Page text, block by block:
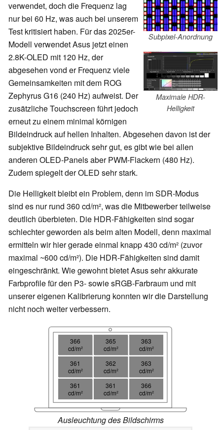
Subpixel-Anordnung
Maximale HDR-
Helligkeit
verwendet, doch die Frequenz lag
nur bei 60 Hz, was auch bei unserem
Test kritisiert haben. Für das 2025er-
Modell verwendet Asus jetzt einen
2.8K-OLED mit 120 Hz, der
abgesehen vond er Frequenz viele
Gemeinsamkeiten mit dem ROG
Zephyrus G16 (240 Hz) aufweist. Der
zusätzliche Touchscreen führt jedoch
erneut zu einem minimal körnigen
Bildeindruck auf hellen Inhalten. Abgesehen davon ist der
subjektive Bildeindruck sehr gut, es gibt wie bei allen
anderen OLED-Panels aber PWM-Flackern (480 Hz).
Zudem spiegelt der OLED sehr stark.
Die Helligkeit bleibt ein Problem, denn im SDR-Modus
sind es nur rund 360 cd/m², was die Mitbewerber teilweise
deutlich überbieten. Die HDR-Fähigkeiten sind sogar
schlechter geworden als beim alten Modell, denn maximal
ermitteln wir hier gerade einmal knapp 430 cd/m² (zuvor
maximal ~600 cd/m²). Die HDR-Fähigkeiten sind damit
eingeschränkt. Wie gewohnt bietet Asus sehr akkurate
Farbprofile für den P3- sowie sRGB-Farbraum und mit
unserer eigenen Kalibrierung konnten wir die Darstellung
nicht noch weiter verbessern.
366
cd/m²
365
cd/m²
363
cd/m²
361
cd/m²
362
cd/m²
363
cd/m²
361
cd/m²
361
cd/m²
366
cd/m²
Ausleuchtung des Bildschirms